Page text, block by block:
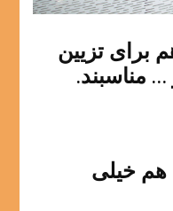
برای تزیین
… مناسبند.
هم خیلی